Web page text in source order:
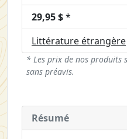
29,95 $*
Littérature étrangère
* Les prix de nos produits
sans préavis.
Résumé